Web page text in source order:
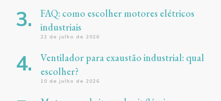
FAQ: como escolher motores elétricos
industriais
22 de julho de 2026
Ventilador para exaustão industrial: qual
escolher?
10 de julho de 2026